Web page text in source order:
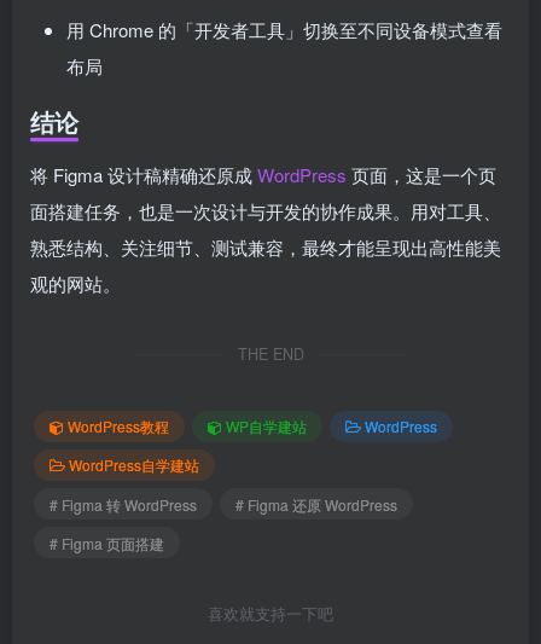
用 Chrome 的「开发者工具」切换至不同设备模式查看
布局
结论
将 Figma 设计稿精确还原成WordPress 页面，这是一个页
面搭建任务，也是一次设计与开发的协作成果。用对工具、
熟悉结构、关注细节、测试兼容，最终才能呈现出高性能美
观的网站。
THE END
WordPress教程 WP自学建站
WordPress
WordPress自学建站
# Figma 转 WordPress
# Figma 还原 WordPress
# Figma 页面搭建
喜欢就支持一下吧